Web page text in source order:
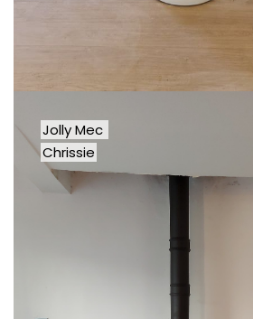
Jolly Mec
Chrissie